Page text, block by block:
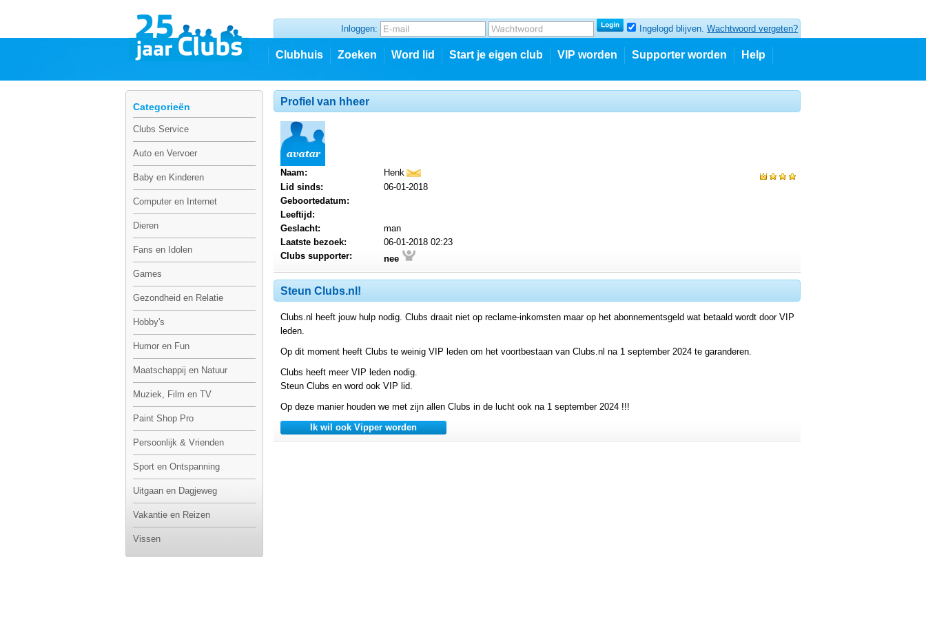
Inloggen: Ingelogd blijven. Wachtwoord vergeten?
Clubhuis Zoeken Word lid Start je eigen club VIP worden Supporter worden Help
Categorieën
Clubs Service
Auto en Vervoer
Baby en Kinderen
Computer en Internet
Dieren
Fans en Idolen
Games
Gezondheid en Relatie
Hobby's
Humor en Fun
Maatschappij en Natuur
Muziek, Film en TV
Paint Shop Pro
Persoonlijk & Vrienden
Sport en Ontspanning
Uitgaan en Dagjeweg
Vakantie en Reizen
Vissen
Profiel van hheer
Naam: Henk
Lid sinds:
06-01-2018
Geboortedatum:
Leeftijd:
Geslacht:
man
Laatste bezoek:
06-01-2018 02:23
Clubs supporter:
nee
Steun Clubs.nl!
Clubs.nl heeft jouw hulp nodig. Clubs draait niet op reclame-inkomsten maar op het abonnementsgeld wat betaald wordt door VIP
leden.
Op dit moment heeft Clubs te weinig VIP leden om het voortbestaan van Clubs.nl na 1 september 2024 te garanderen.
Clubs heeft meer VIP leden nodig.
Steun Clubs en word ook VIP lid.
Op deze manier houden we met zijn allen Clubs in de lucht ook na 1 september 2024 !!!